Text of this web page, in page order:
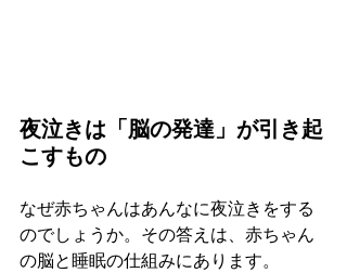
夜泣きは「脳の発達」が引き起
こすもの
なぜ赤ちゃんはあんなに夜泣きをする
のでしょうか。その答えは、赤ちゃん
の脳と睡眠の仕組みにあります。